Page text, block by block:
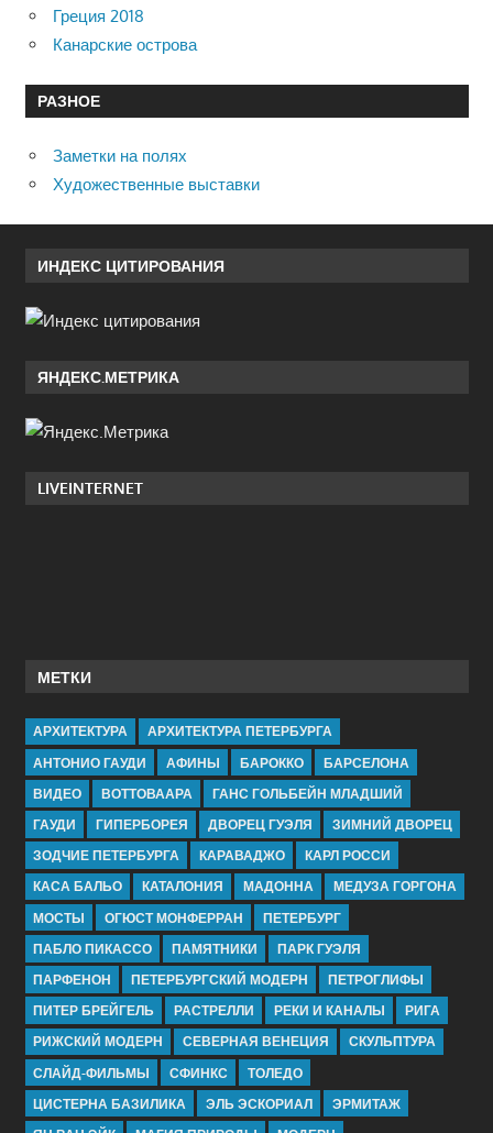
Греция 2018
Канарские острова
РАЗНОЕ
Заметки на полях
Художественные выставки
ИНДЕКС ЦИТИРОВАНИЯ
ЯНДЕКС.МЕТРИКА
LIVEINTERNET
МЕТКИ
АРХИТЕКТУРА
АРХИТЕКТУРА ПЕТЕРБУРГА
АНТОНИО ГАУДИ
АФИНЫ БАРОККО
БАРСЕЛОНА
ВИДЕО
ВОТТОВААРА
ГАНС ГОЛЬБЕЙН МЛАДШИЙ
ГАУДИ
ГИПЕРБОРЕЯ ДВОРЕЦ ГУЭЛЯ
ЗИМНИЙ ДВОРЕЦ
ЗОДЧИЕ ПЕТЕРБУРГА
КАРАВАДЖО
КАРЛ РОССИ
КАСА БАЛЬО
КАТАЛОНИЯ МАДОННА
МЕДУЗА ГОРГОНА
МОСТЫ
ОГЮСТ МОНФЕРРАН
ПЕТЕРБУРГ
ПАБЛО ПИКАССО
ПАМЯТНИКИ
ПАРК ГУЭЛЯ
ПАРФЕНОН
ПЕТЕРБУРГСКИЙ МОДЕРН
ПЕТРОГЛИФЫ
ПИТЕР БРЕЙГЕЛЬ
РАСТРЕЛЛИ РЕКИ И КАНАЛЫ
РИГА
РИЖСКИЙ МОДЕРН
СЕВЕРНАЯ ВЕНЕЦИЯ
СКУЛЬПТУРА
СЛАЙД-ФИЛЬМЫ
СФИНКС
ТОЛЕДО
ЦИСТЕРНА БАЗИЛИКА
ЭЛЬ ЭСКОРИАЛ
ЭРМИТАЖ